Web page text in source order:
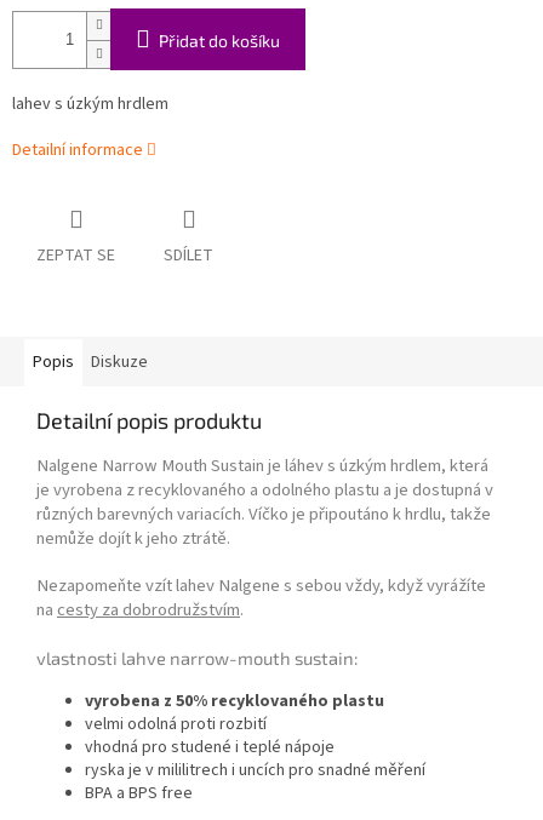
Přidat do košíku
lahev s úzkým hrdlem
Detailní informace
ZEPTAT SE SDÍLET
Popis Diskuze
Detailní popis produktu
Nalgene Narrow Mouth Sustain je láhev s úzkým hrdlem, která
je vyrobena z recyklovaného a odolného plastu a je dostupná v
různých barevných variacích. Víčko je připoutáno k hrdlu, takže
nemůže dojít k jeho ztrátě.
Nezapomeňte vzít lahev Nalgene s sebou vždy, když vyrážíte
nacesty za dobrodružstvím.
vlastnosti lahve narrow-mouth sustain:
vyrobena z 50% recyklovaného plastu
velmi odolná proti rozbití
vhodná pro studené i teplé nápoje
ryska je v mililitrech i uncích pro snadné měření
BPA a BPS free